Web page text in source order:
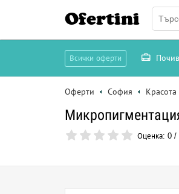
Ofertini
Всички оферти
Оферти София
Оценка: 0 /